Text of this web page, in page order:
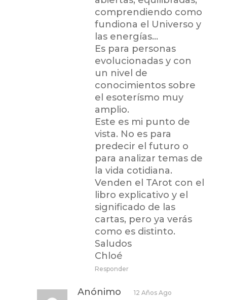
comprendiendo como
fundiona el Universo y
las energías…
Es para personas
evolucionadas y con
un nivel de
conocimientos sobre
el esoterísmo muy
amplio.
Este es mi punto de
vista. No es para
predecir el futuro o
para analizar temas de
la vida cotidiana.
Venden el TArot con el
libro explicativo y el
significado de las
cartas, pero ya verás
como es distinto.
Saludos
Chloé
Responder
Anónimo 12 Años Ago